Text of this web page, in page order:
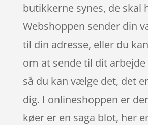
butikkerne synes, de skal
Webshoppen sender din
til din adresse, eller du
om at sende til dit
så du kan vælge det, det
dig. I onlineshoppen er
køer er en saga blot, her